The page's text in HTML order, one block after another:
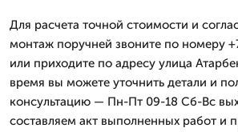
Для расчета точной стоимости и
монтаж поручней звоните по номеру
или приходите по адресу улица
время вы можете уточнить детали и
консультацию — Пн-Пт 09-18 Сб-Вс
составляем акт выполненных работ и